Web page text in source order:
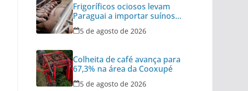
Frigoríficos ociosos levam
Paraguai a importar suínos
vivos do Brasil
5 de agosto de 2026
Colheita de café avança para
67,3% na área da Cooxupé
5 de agosto de 2026